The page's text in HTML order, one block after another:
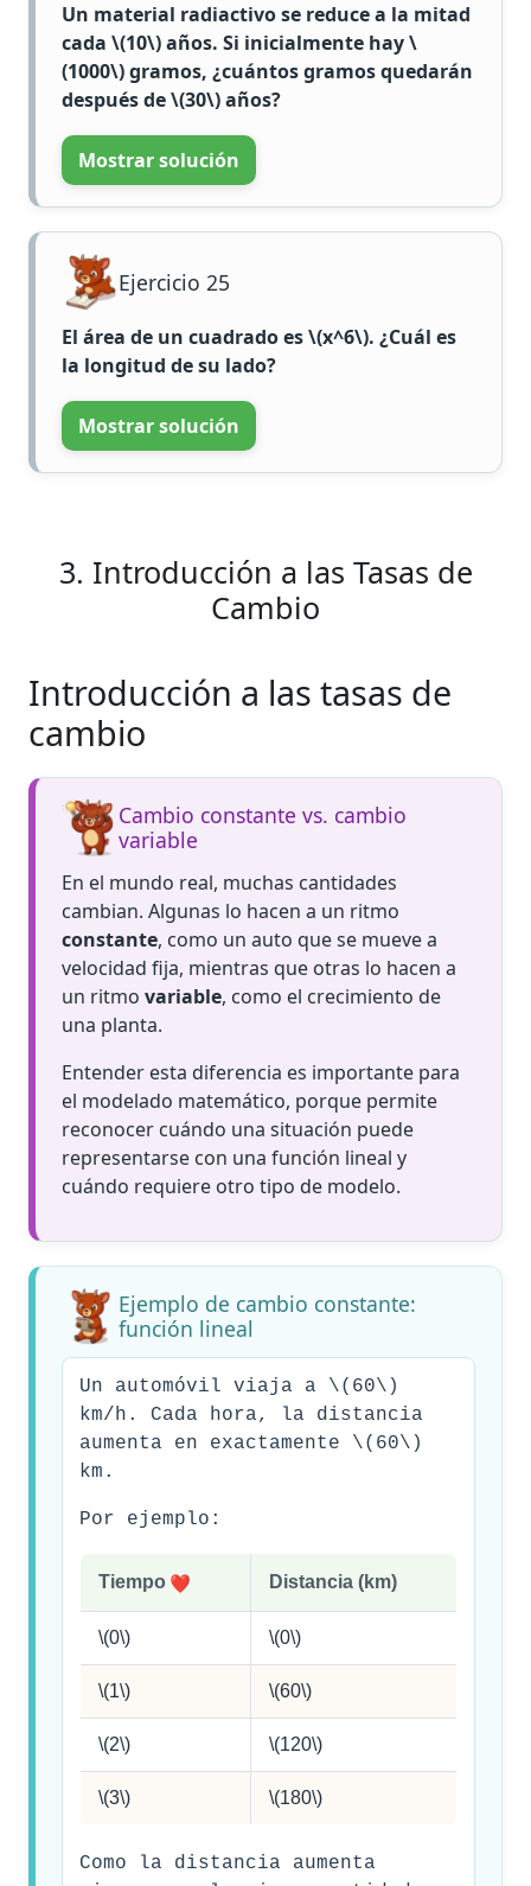
Un material radiactivo se reduce a la mitad
cada \(10\)años. Si inicialmente hay\
(1000\)gramos, ¿cuántos gramos quedarán
después de\(30\)años?
Mostrar solución
Ejercicio 25
El área de un cuadrado es\(x^6\). ¿Cuál es
la longitud de su lado?
Mostrar solución
3. Introducción a las Tasas de
Cambio
Introducción a las tasas de
cambio
Cambio constante vs. cambio
variable
En el mundo real, muchas cantidades
cambian. Algunas lo hacen a un ritmo
constante, como un auto que se mueve a
velocidad fija, mientras que otras lo hacen a
un ritmo variable, como el crecimiento de
una planta.
Entender esta diferencia es importante para
el modelado matemático, porque permite
reconocer cuándo una situación puede
representarse con una función lineal y
cuándo requiere otro tipo de modelo.
Ejemplo de cambio constante:
función lineal
Un automóvil viaja a \(60\)
km/h. Cada hora, la distancia
aumenta en exactamente \(60\)
km.
Por ejemplo:
Tiempo Distancia (km)
\(0\) \(0\)
\(1\) \(60\)
\(2\) \(120\)
\(3\) \(180\)
Como la distancia aumenta